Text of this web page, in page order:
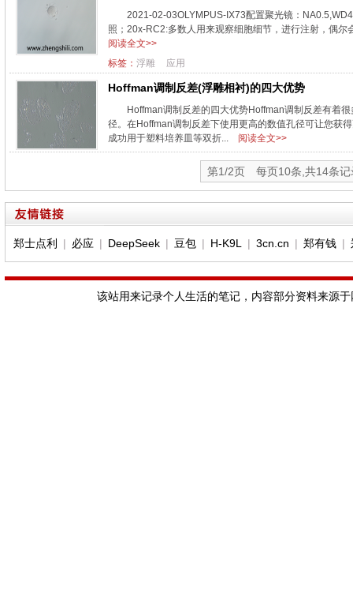
2021-02-03OLYMPUS-IX73配置聚光镜：
照；20x-RC2:多数人用来观察细胞细节，进行注射，偶
阅读全文>>
标签： 浮雕 应用
Hoffman调制反差(浮雕相衬)的四大优势
Hoffman调制反差的四大优势Hoffman调制反差有着
径。在Hoffman调制反差下使用更高的数值孔径可让您获
成功用于塑料培养皿等双折...
阅读全文>>
第1/2页 每页10条,共14条记
郑士点利 | 必应 | DeepSeek| 豆包| H-K9L | 3cn.cn | 郑有钱|
该站用来记录个人生活的笔记，内容部分资料来源